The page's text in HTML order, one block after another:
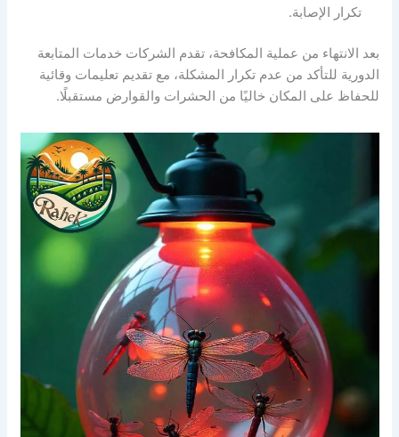
تكرار الإصابة.
بعد الانتهاء من عملية المكافحة، تقدم الشركات خدمات المتابعة
الدورية للتأكد من عدم تكرار المشكلة، مع تقديم تعليمات وقائية
للحفاظ على المكان خاليًا من الحشرات والقوارض مستقبلًا.